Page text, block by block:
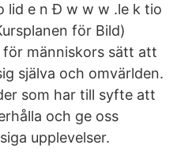
lid e n Ð w w w .le k tio
för Bild)
människors sätt att
själva och omvärlden.
som har till syfte att
och ge oss
upplevelser.